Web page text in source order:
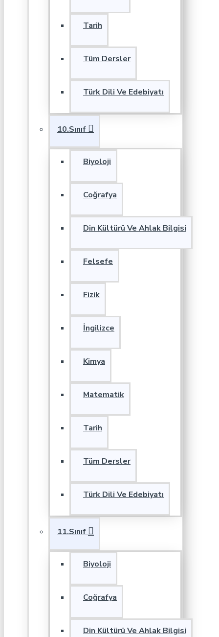
Tarih
Tüm Dersler
Türk Dili Ve Edebiyatı
10.Sınıf
Biyoloji
Coğrafya
Din Kültürü Ve Ahlak Bilgisi
Felsefe
Fizik
İngilizce
Kimya
Matematik
Tarih
Tüm Dersler
Türk Dili Ve Edebiyatı
11.Sınıf
Biyoloji
Coğrafya
Din Kültürü Ve Ahlak Bilgisi